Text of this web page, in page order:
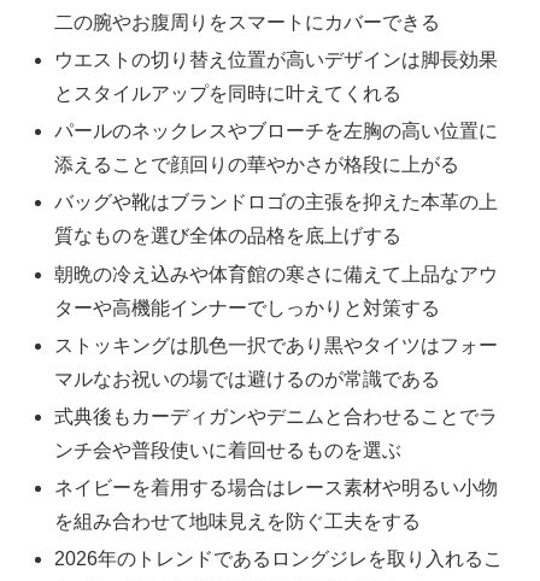
二の腕やお腹周りをスマートにカバーできる
ウエストの切り替え位置が高いデザインは脚長効果
とスタイルアップを同時に叶えてくれる
パールのネックレスやブローチを左胸の高い位置に
添えることで顔回りの華やかさが格段に上がる
バッグや靴はブランドロゴの主張を抑えた本革の上
質なものを選び全体の品格を底上げする
朝晩の冷え込みや体育館の寒さに備えて上品なアウ
ターや高機能インナーでしっかりと対策する
ストッキングは肌色一択であり黒やタイツはフォー
マルなお祝いの場では避けるのが常識である
式典後もカーディガンやデニムと合わせることでラ
ンチ会や普段使いに着回せるものを選ぶ
ネイビーを着用する場合はレース素材や明るい小物
を組み合わせて地味見えを防ぐ工夫をする
2026年のトレンドであるロングジレを取り入れるこ